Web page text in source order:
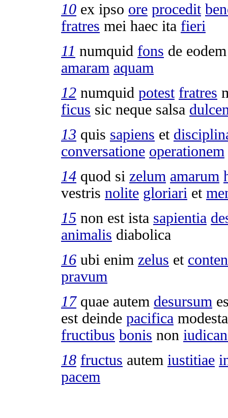
10 ex ipso ore procedit
fratres mei haec ita fieri
11 numquid fons de
amaram aquam
12 numquid potest fratres
ficus sic neque salsa
13 quis sapiens et
conversatione operationem
14 quod si zelum amarum
vestris nolite gloriari et
15 non est ista sapientia
animalis diabolica
16 ubi enim zelus et
pravum
17quae autem desursum
est deinde pacifica modesta
fructibus bonis non
18 fructus autem iustitiae
pacem